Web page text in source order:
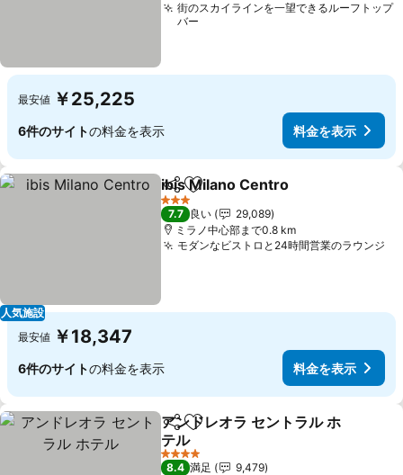
街のスカイラインを一望できるルーフトップ
バー
最安値 ￥25,225
6件のサイトの料金を表示 料金を表示
人気施設
シェアお気に入りに追加
ibis Milano Centro
3 ホテルのランク
7.7 良い
29,089
ミラノ中心部まで0.8 km
モダンなビストロと24時間営業のラウンジ
最安値 ￥18,347
6件のサイトの料金を表示 料金を表示
シェアお気に入りに追加
アンドレオラ セントラル ホ
テル
料金を表示
4 ホテルのランク
8.4 満足
9,479